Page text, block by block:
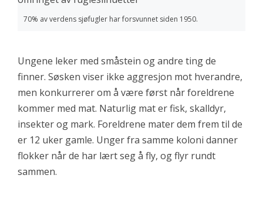
70% av verdens sjøfugler har forsvunnet siden 1950.
Ungene leker med småstein og andre ting de
finner. Søsken viser ikke aggresjon mot hverandre,
men konkurrerer om å være først når foreldrene
kommer med mat. Naturlig mat er fisk, skalldyr,
insekter og mark. Foreldrene mater dem frem til de
er 12 uker gamle. Unger fra samme koloni danner
flokker når de har lært seg å fly, og flyr rundt
sammen.